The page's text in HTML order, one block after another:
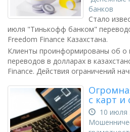
банков
Стало
июля "Тинькофф банком"
Freedom Finance Казахстана.
Клиенты проинформированы об о
переводов в долларах в
Finance. Действия ограничений
с карт и
10 июля